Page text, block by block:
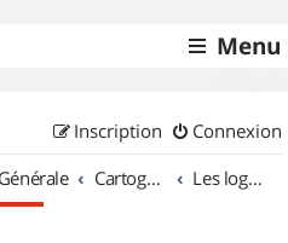
Menu
Connexion
Inscription
Générale Cartographie et GPS Les logiciels